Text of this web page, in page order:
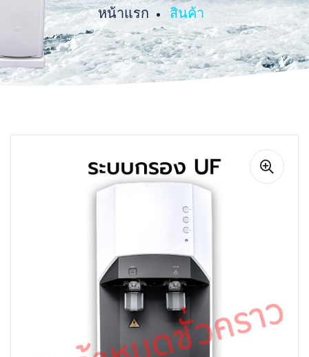
หน้าแรก สินค้า